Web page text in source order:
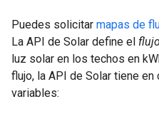
Puedes solicitar mapas de
La API de Solar define el flujo
luz solar en los techos en
flujo, la API de Solar tiene
variables: